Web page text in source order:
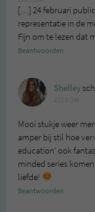
[…] 24 februari
representatie in de
Fijn om te lezen dat
Beantwoorden
Shelley
Mooi stukje weer
amper bij stil hoe
education’ ook
minded series
liefde!
Beantwoorden